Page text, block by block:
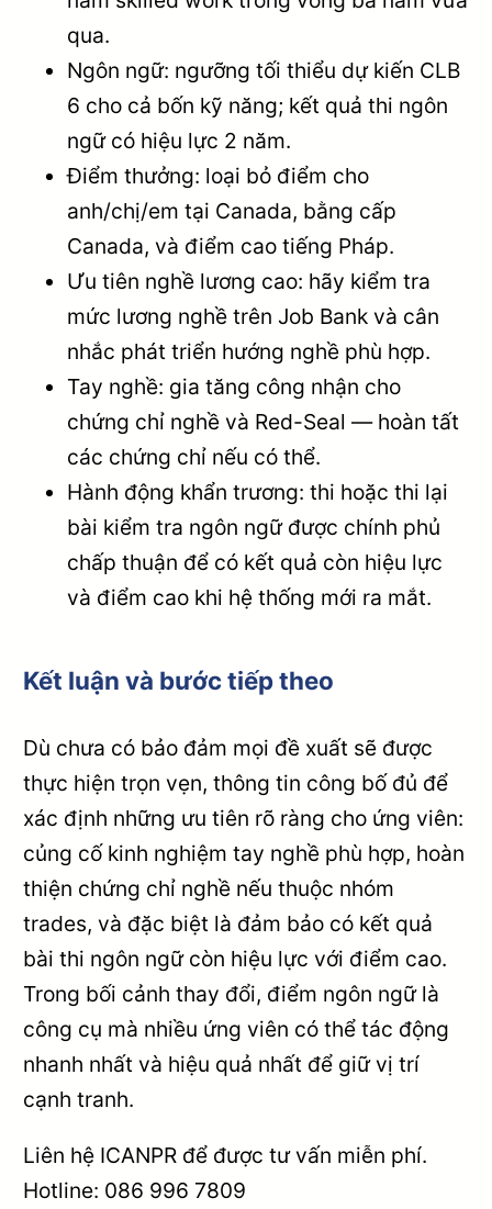
qua.
Ngôn ngữ: ngưỡng tối thiểu dự kiến CLB
6 cho cả bốn kỹ năng; kết quả thi ngôn
ngữ có hiệu lực 2 năm.
Điểm thưởng: loại bỏ điểm cho
anh/chị/em tại Canada, bằng cấp
Canada, và điểm cao tiếng Pháp.
Ưu tiên nghề lương cao: hãy kiểm tra
mức lương nghề trên Job Bank và cân
nhắc phát triển hướng nghề phù hợp.
Tay nghề: gia tăng công nhận cho
chứng chỉ nghề và Red-Seal — hoàn tất
các chứng chỉ nếu có thể.
Hành động khẩn trương: thi hoặc thi lại
bài kiểm tra ngôn ngữ được chính phủ
chấp thuận để có kết quả còn hiệu lực
và điểm cao khi hệ thống mới ra mắt.
Kết luận và bước tiếp theo
Dù chưa có bảo đảm mọi đề xuất sẽ được
thực hiện trọn vẹn, thông tin công bố đủ để
xác định những ưu tiên rõ ràng cho ứng viên:
củng cố kinh nghiệm tay nghề phù hợp, hoàn
thiện chứng chỉ nghề nếu thuộc nhóm
trades, và đặc biệt là đảm bảo có kết quả
bài thi ngôn ngữ còn hiệu lực với điểm cao.
Trong bối cảnh thay đổi, điểm ngôn ngữ là
công cụ mà nhiều ứng viên có thể tác động
nhanh nhất và hiệu quả nhất để giữ vị trí
cạnh tranh.
Liên hệ ICANPR để được tư vấn miễn phí.
Hotline: 086 996 7809